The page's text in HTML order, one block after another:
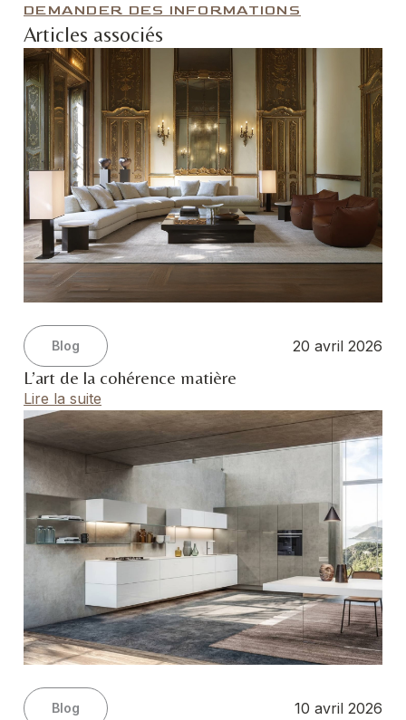
DEMANDER DES INFORMATIONS
Articles associés
Blog 20 avril 2026
L’art de la cohérence matière
Lire la suite
Blog 10 avril 2026